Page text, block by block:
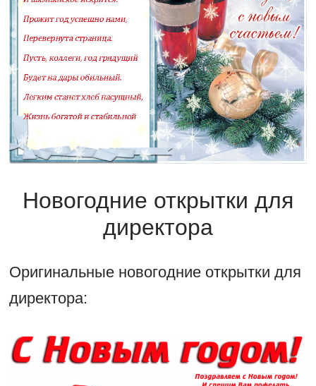
Новогодние открытки для
директора
Оригинальные новогодние открытки для
директора: